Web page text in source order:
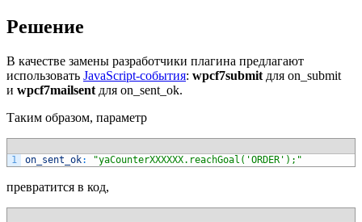
Решение
В качестве замены разработчики плагина предлагают
использовать JavaScript-события: wpcf7submit для on_submit
и wpcf7mailsent для on_sent_ok.
Таким образом, параметр
1 on_sent_ok: "yaCounterXXXXXX.reachGoal('ORDER');"
превратится в код,